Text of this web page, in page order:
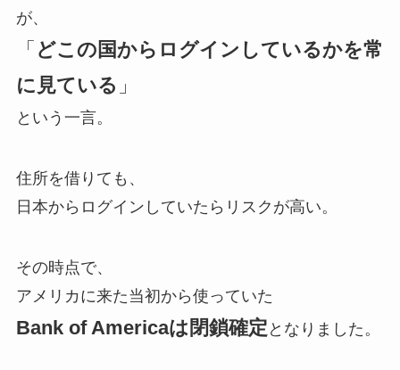
が、
「 どこの国からログインしているかを常
に見ている 」
という一言。
住所を借りても、
日本からログインしていたらリスクが高い。
その時点で、
アメリカに来た当初から使っていた
Bank of Americaは閉鎖確定 となりました。